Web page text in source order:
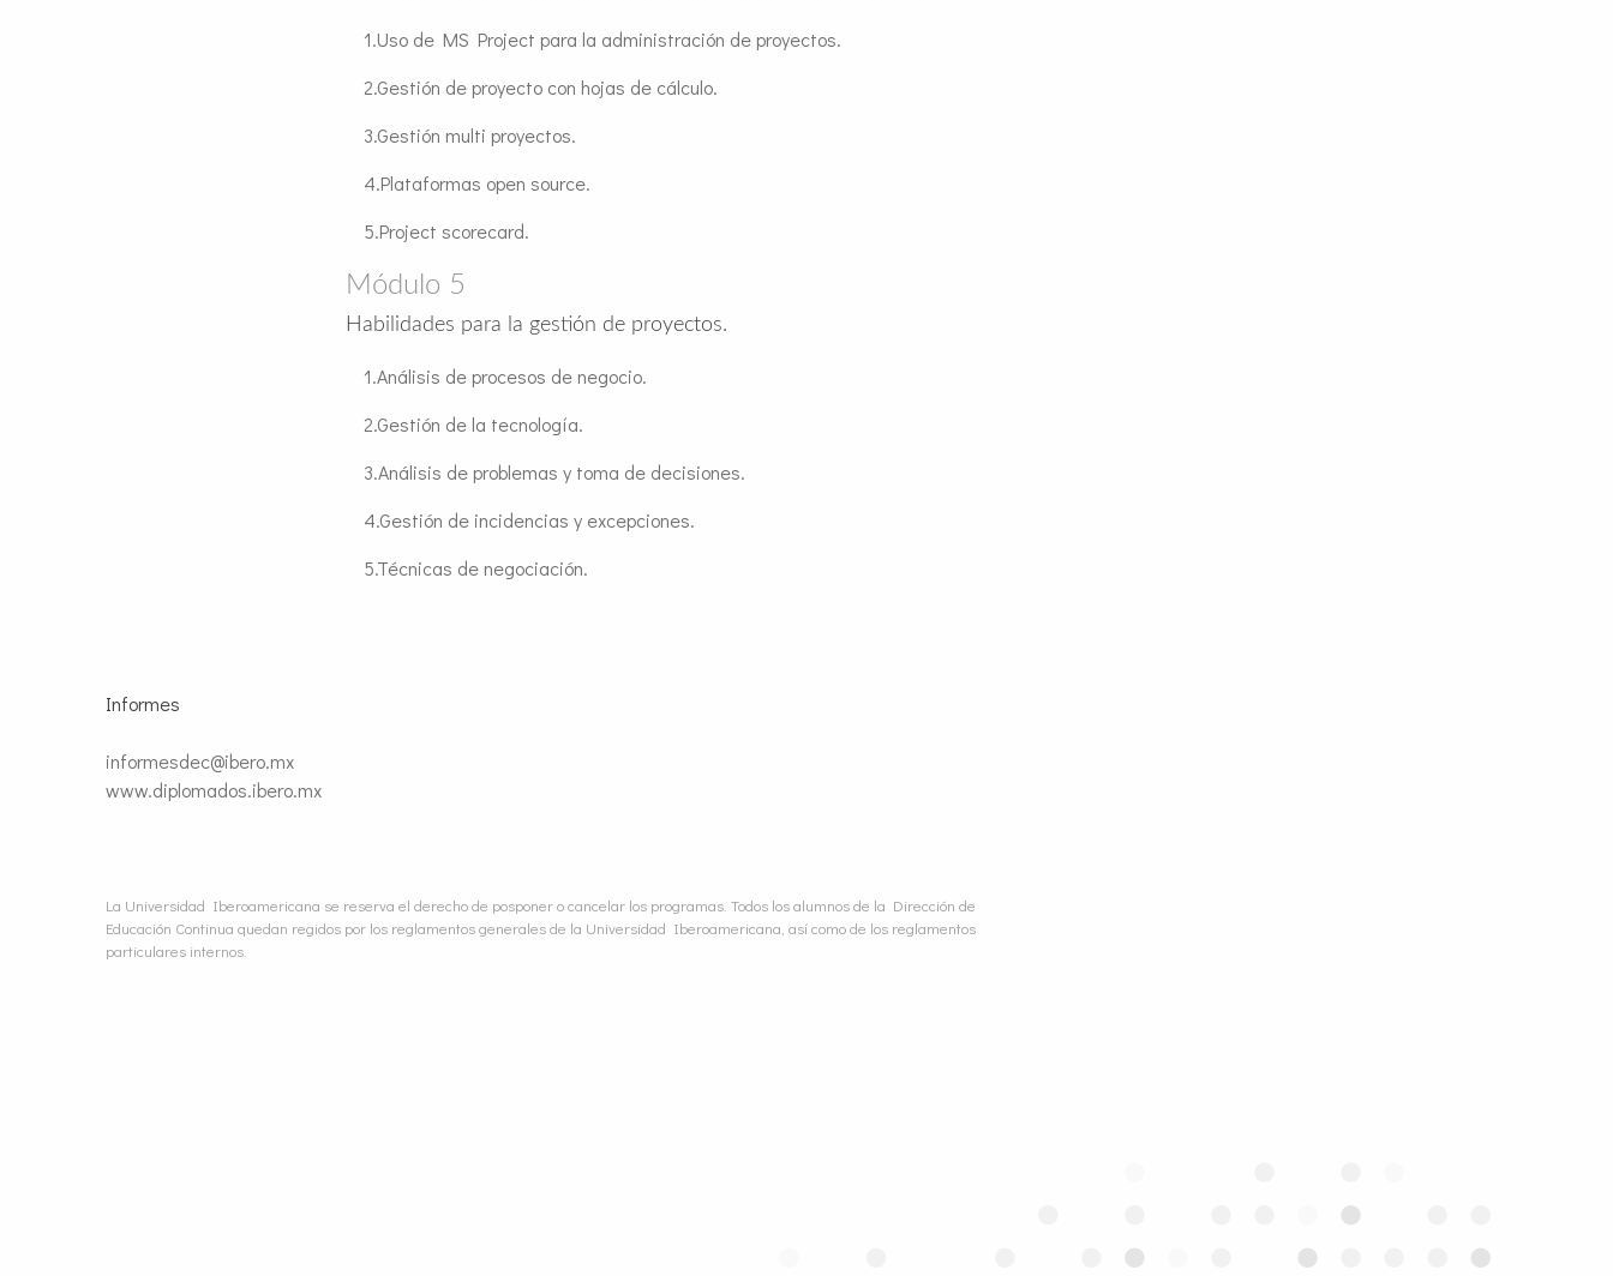
Uso de MS Project para la administración de proyectos.
Gestión de proyecto con hojas de cálculo.
Gestión multi proyectos.
Plataformas open source.
Project scorecard.
Módulo 5
Habilidades para la gestión de proyectos.
Análisis de procesos de negocio.
Gestión de la tecnología.
Análisis de problemas y toma de decisiones.
Gestión de incidencias y excepciones.
Técnicas de negociación.
Informes
informesdec@ibero.mx
www.diplomados.ibero.mx
La Universidad Iberoamericana se reserva el derecho de posponer o cancelar los programas. Todos los alumnos de la Dirección de
Educación Continua quedan regidos por los reglamentos generales de la Universidad Iberoamericana, así como de los reglamentos
particulares internos.